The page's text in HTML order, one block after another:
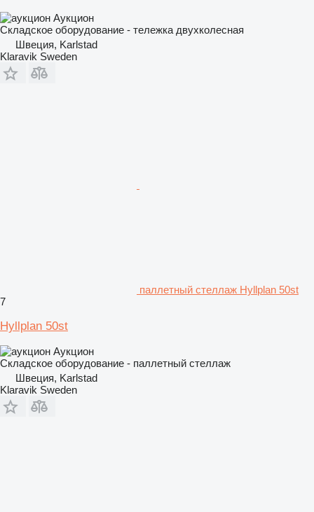
Аукцион
Складское оборудование - тележка двухколесная
Швеция, Karlstad
Klaravik Sweden
паллетный стеллаж Hyllplan 50st
7
Hyllplan 50st
Аукцион
Складское оборудование - паллетный стеллаж
Швеция, Karlstad
Klaravik Sweden